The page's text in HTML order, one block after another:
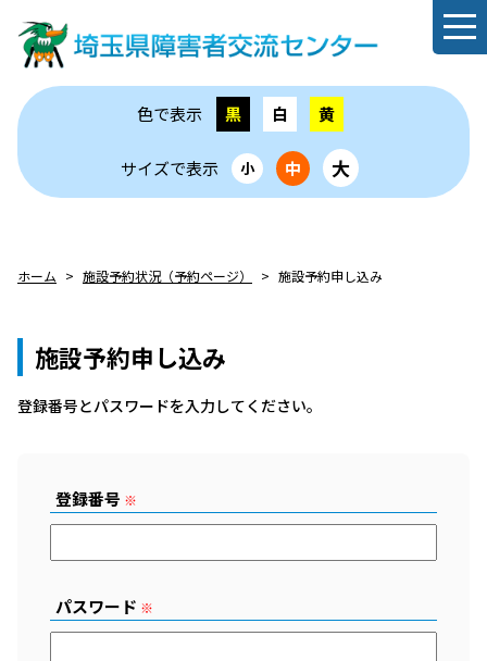
色で表示 黒 白 黄
サイズで表示 小 中 大
ホーム 施設予約状況（予約ページ） 施設予約申し込み
施設予約申し込み
登録番号とパスワードを⼊⼒してください。
登録番号 ※
パスワード ※